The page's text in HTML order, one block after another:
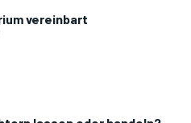
vereinbart